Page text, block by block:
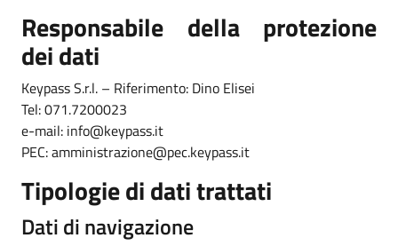
Responsabile della protezione
dei dati
Keypass S.r.l. – Riferimento: Dino Elisei
Tel: 071.7200023
e-mail: info@keypass.it
PEC: amministrazione@pec.keypass.it
Tipologie di dati trattati
Dati di navigazione